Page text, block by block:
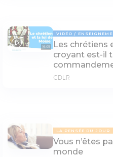
16:05
VIDÉO
Les chrétiens
croyant est-il
CDLR
LA PENSÉE DU JOUR
Vous n’êtes
monde